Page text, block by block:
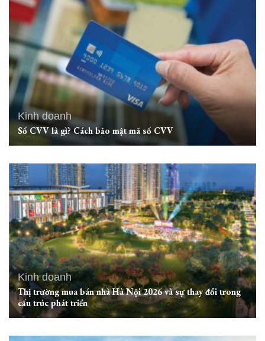
Kinh doanh
Số CVV là gì? Cách bảo mật mã số CVV
Kinh doanh
Thị trường mua bán nhà Hà Nội 2026 và sự thay đổi trong
cấu trúc phát triển